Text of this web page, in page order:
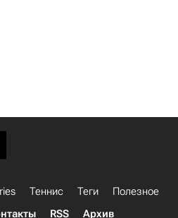
Теннис Теги
Полезное
RSS Архив